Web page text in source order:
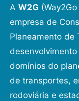
A W2G
empresa de
Planeamento de
domínios do
de transportes,
rodoviária e